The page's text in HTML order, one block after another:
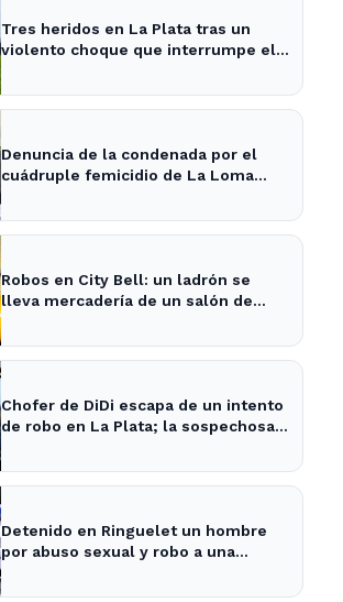
Tres heridos en La Plata tras un
violento choque que interrumpe el
Denuncia de la condenada por el
cuádruple femicidio de La Loma
Robos en City Bell: un ladrón se
lleva mercadería de un salón de
Chofer de DiDi escapa de un intento
de robo en La Plata; la sospechosa
Detenido en Ringuelet un hombre
por abuso sexual y robo a una